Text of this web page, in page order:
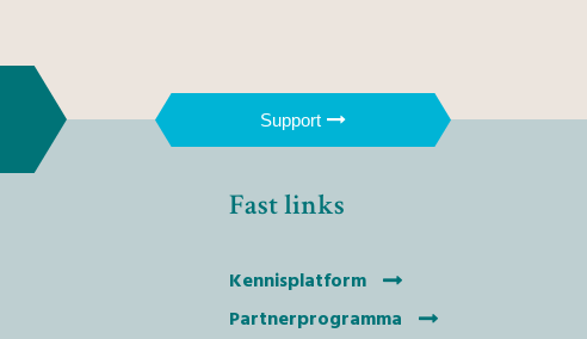
Support
Fast links
Kennisplatform
Partnerprogramma